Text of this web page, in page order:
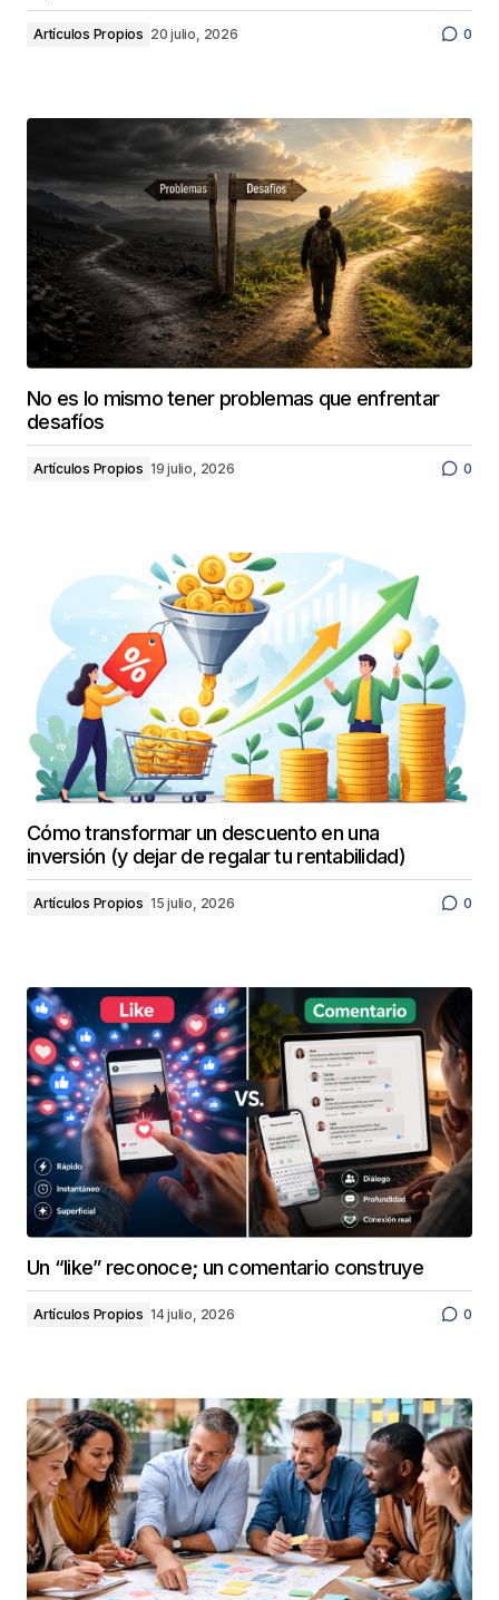
Artículos Propios 20 julio, 2026 0
No es lo mismo tener problemas que enfrentar
desafíos
Artículos Propios 19 julio, 2026 0
Cómo transformar un descuento en una
inversión (y dejar de regalar tu rentabilidad)
Artículos Propios 15 julio, 2026 0
Un “like” reconoce; un comentario construye
Artículos Propios 14 julio, 2026 0